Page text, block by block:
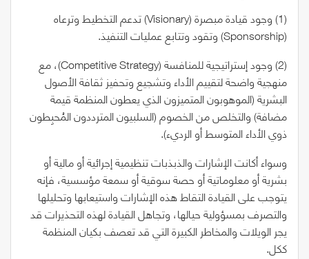
(1) وجود قيادة مبصرة(Visionary)
تدعم التخطيط وترعاه
(Sponsorship)
وتقود وتتابع عمليات التنفيذ.
(2) وجود إستراتيجية للمنافسة(Competitive Strategy)
، مع
منهجية واضحة لتقييم الأداء وتشجيع وتحفيز ثقافة الأصول
البشرية(الموهوبون المتميزون الذي يعطون المنظمة قيمة
مضافة) والتخلص من الخصوم(السلبيون المترددون المُحبِطون
ذوي الأداء المتوسط أو الرديء)
.
وسواء أكانت الإشارات والذبذبات تنظيمية إجرائية أو مالية أو
بشرية أو معلوماتية أو حصة سوقية أو سمعة مؤسسية، فإنه
يتوجب على القيادة التقاط هذه الإشارات واستيعابها وتحليلها
والتصرف بمسؤولية حيالها، وتجاهل القيادة لهذه التحذيرات قد
يجر الويلات والمخاطر الكبيرة التي قد تعصف بكيان المنظمة
ككل.